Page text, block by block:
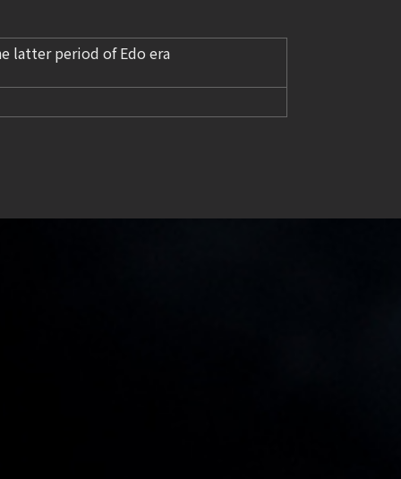
latter period of Edo era